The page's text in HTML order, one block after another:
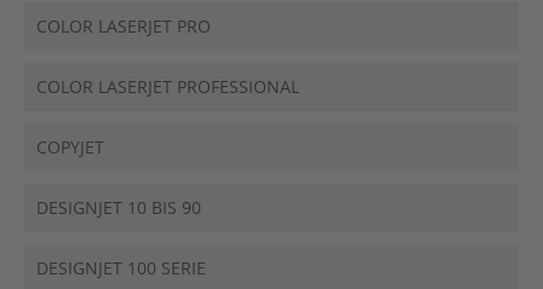
COLOR LASERJET PRO
COLOR LASERJET PROFESSIONAL
COPYJET
DESIGNJET 10 BIS 90
DESIGNJET 100 SERIE